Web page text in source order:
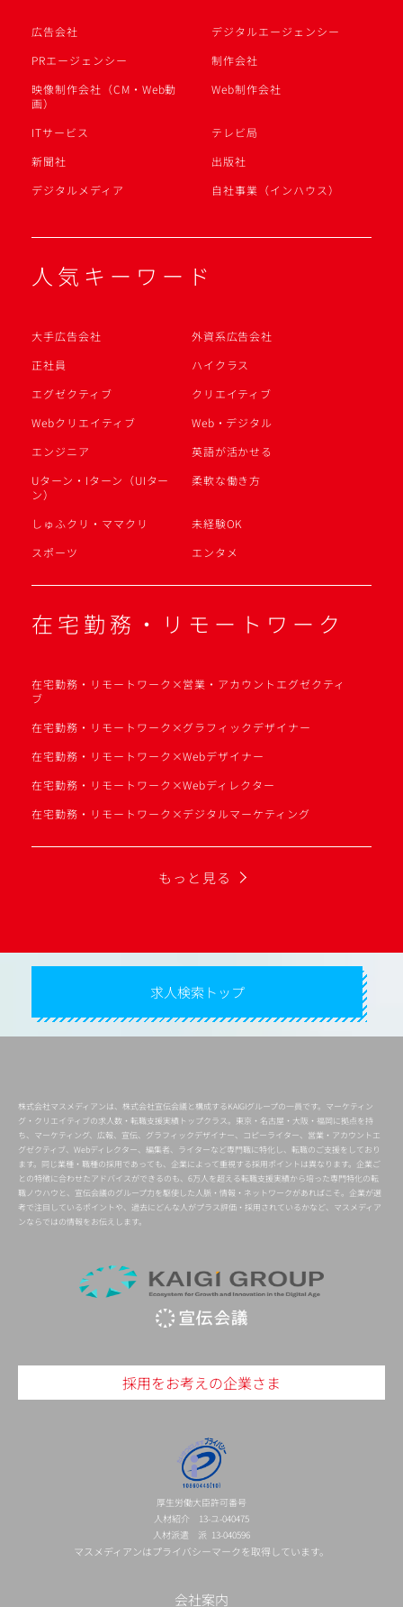
広告会社
デジタルエージェンシー
PRエージェンシー
制作会社
映像制作会社（CM・Web動
画）
Web制作会社
ITサービス
テレビ局
新聞社
出版社
デジタルメディア
自社事業（インハウス）
人気キーワード
大手広告会社
外資系広告会社
正社員
ハイクラス
エグゼクティブ
クリエイティブ
Webクリエイティブ
Web・デジタル
エンジニア
英語が活かせる
Uターン・Iターン（UIター
ン）
柔軟な働き方
しゅふクリ・ママクリ
未経験OK
スポーツ
エンタメ
在宅勤務・リモートワーク
在宅勤務・リモートワーク×営業・アカウントエグゼクティ
ブ
在宅勤務・リモートワーク×グラフィックデザイナー
在宅勤務・リモートワーク×Webデザイナー
在宅勤務・リモートワーク×Webディレクター
在宅勤務・リモートワーク×デジタルマーケティング
もっと見る
求人検索トップ
株式会社マスメディアンは、株式会社宣伝会議と構成するKAIGIグループの一員です。マーケティン
グ・クリエイティブの求人数・転職支援実績トップクラス。東京・名古屋・大阪・福岡に拠点を持
ち、マーケティング、広報、宣伝、グラフィックデザイナー、コピーライター、営業・アカウントエ
グゼクティブ、Webディレクター、編集者、ライターなど専門職に特化し、転職のご支援をしており
ます。同じ業種・職種の採用であっても、企業によって重視する採用ポイントは異なります。企業ご
との特徴に合わせたアドバイスができるのも、6万人を超える転職支援実績から培った専門特化の転
職ノウハウと、宣伝会議のグループ力を駆使した人脈・情報・ネットワークがあればこそ。企業が選
考で注目しているポイントや、過去にどんな人がプラス評価・採用されているかなど、マスメディア
ンならではの情報をお伝えします。
採用をお考えの企業さま
厚生労働大臣許可番号
人材紹介 13-ユ-040475
人材派遣 派 13-040596
マスメディアンはプライバシーマークを取得しています。
会社案内